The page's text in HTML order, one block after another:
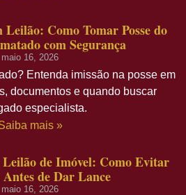
Leilão: Como Tomar Posse do
com Segurança
maio 16, 2026
Entenda imissão na posse em
documentos e quando buscar
especialista.
mais »
de Imóvel: Como Evitar
de Dar Lance
maio 16, 2026